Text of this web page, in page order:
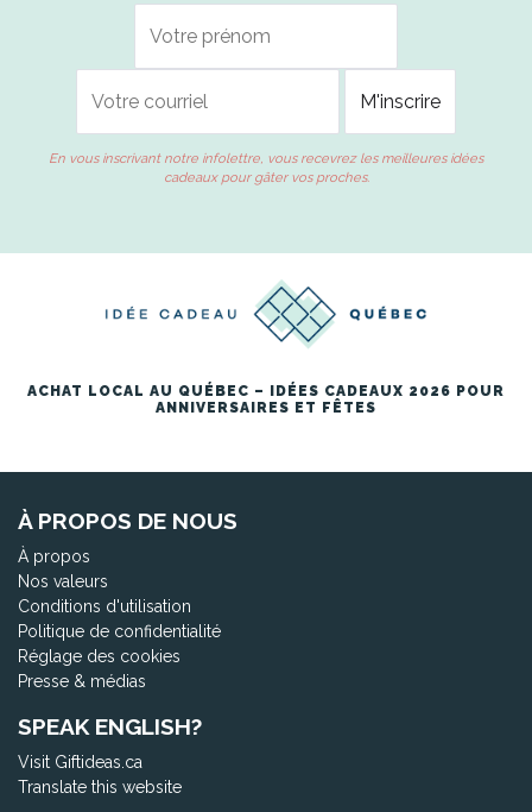
En vous inscrivant notre infolettre, vous recevrez les meilleures idées
cadeaux pour gâter vos proches.
ACHAT LOCAL AU QUÉBEC – IDÉES CADEAUX 2026 POUR
ANNIVERSAIRES ET FÊTES
À PROPOS DE NOUS
À propos
Nos valeurs
Conditions d'utilisation
Politique de confidentialité
Réglage des cookies
Presse & médias
SPEAK ENGLISH?
Visit Giftideas.ca
Translate this website